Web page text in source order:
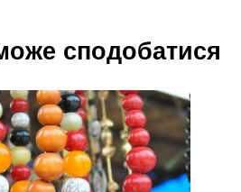
сподобатися